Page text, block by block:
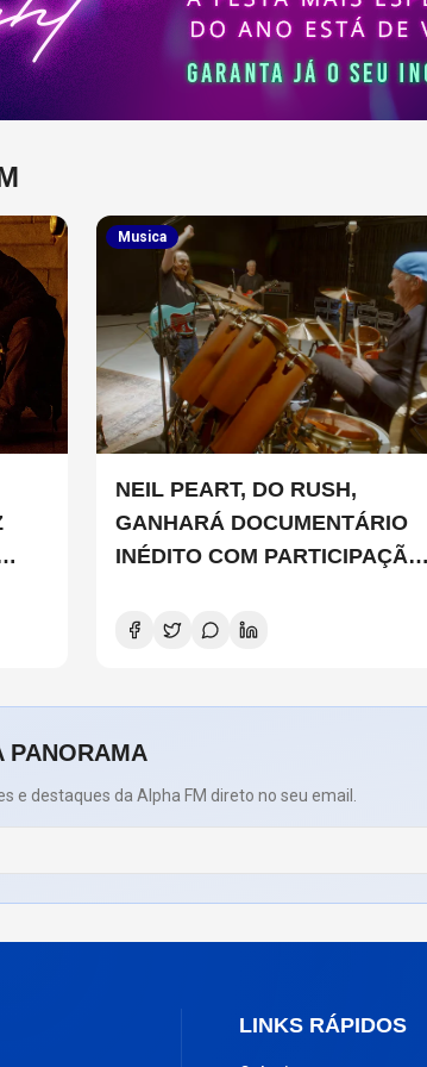
Musica
NEIL PEART, DO RUSH,
GANHARÁ DOCUMENTÁRIO
INÉDITO COM PARTICIPAÇÃO
COPELAND E DANNY CAREY
PANORAMA
e destaques da Alpha FM direto no seu email.
LINKS RÁPIDOS